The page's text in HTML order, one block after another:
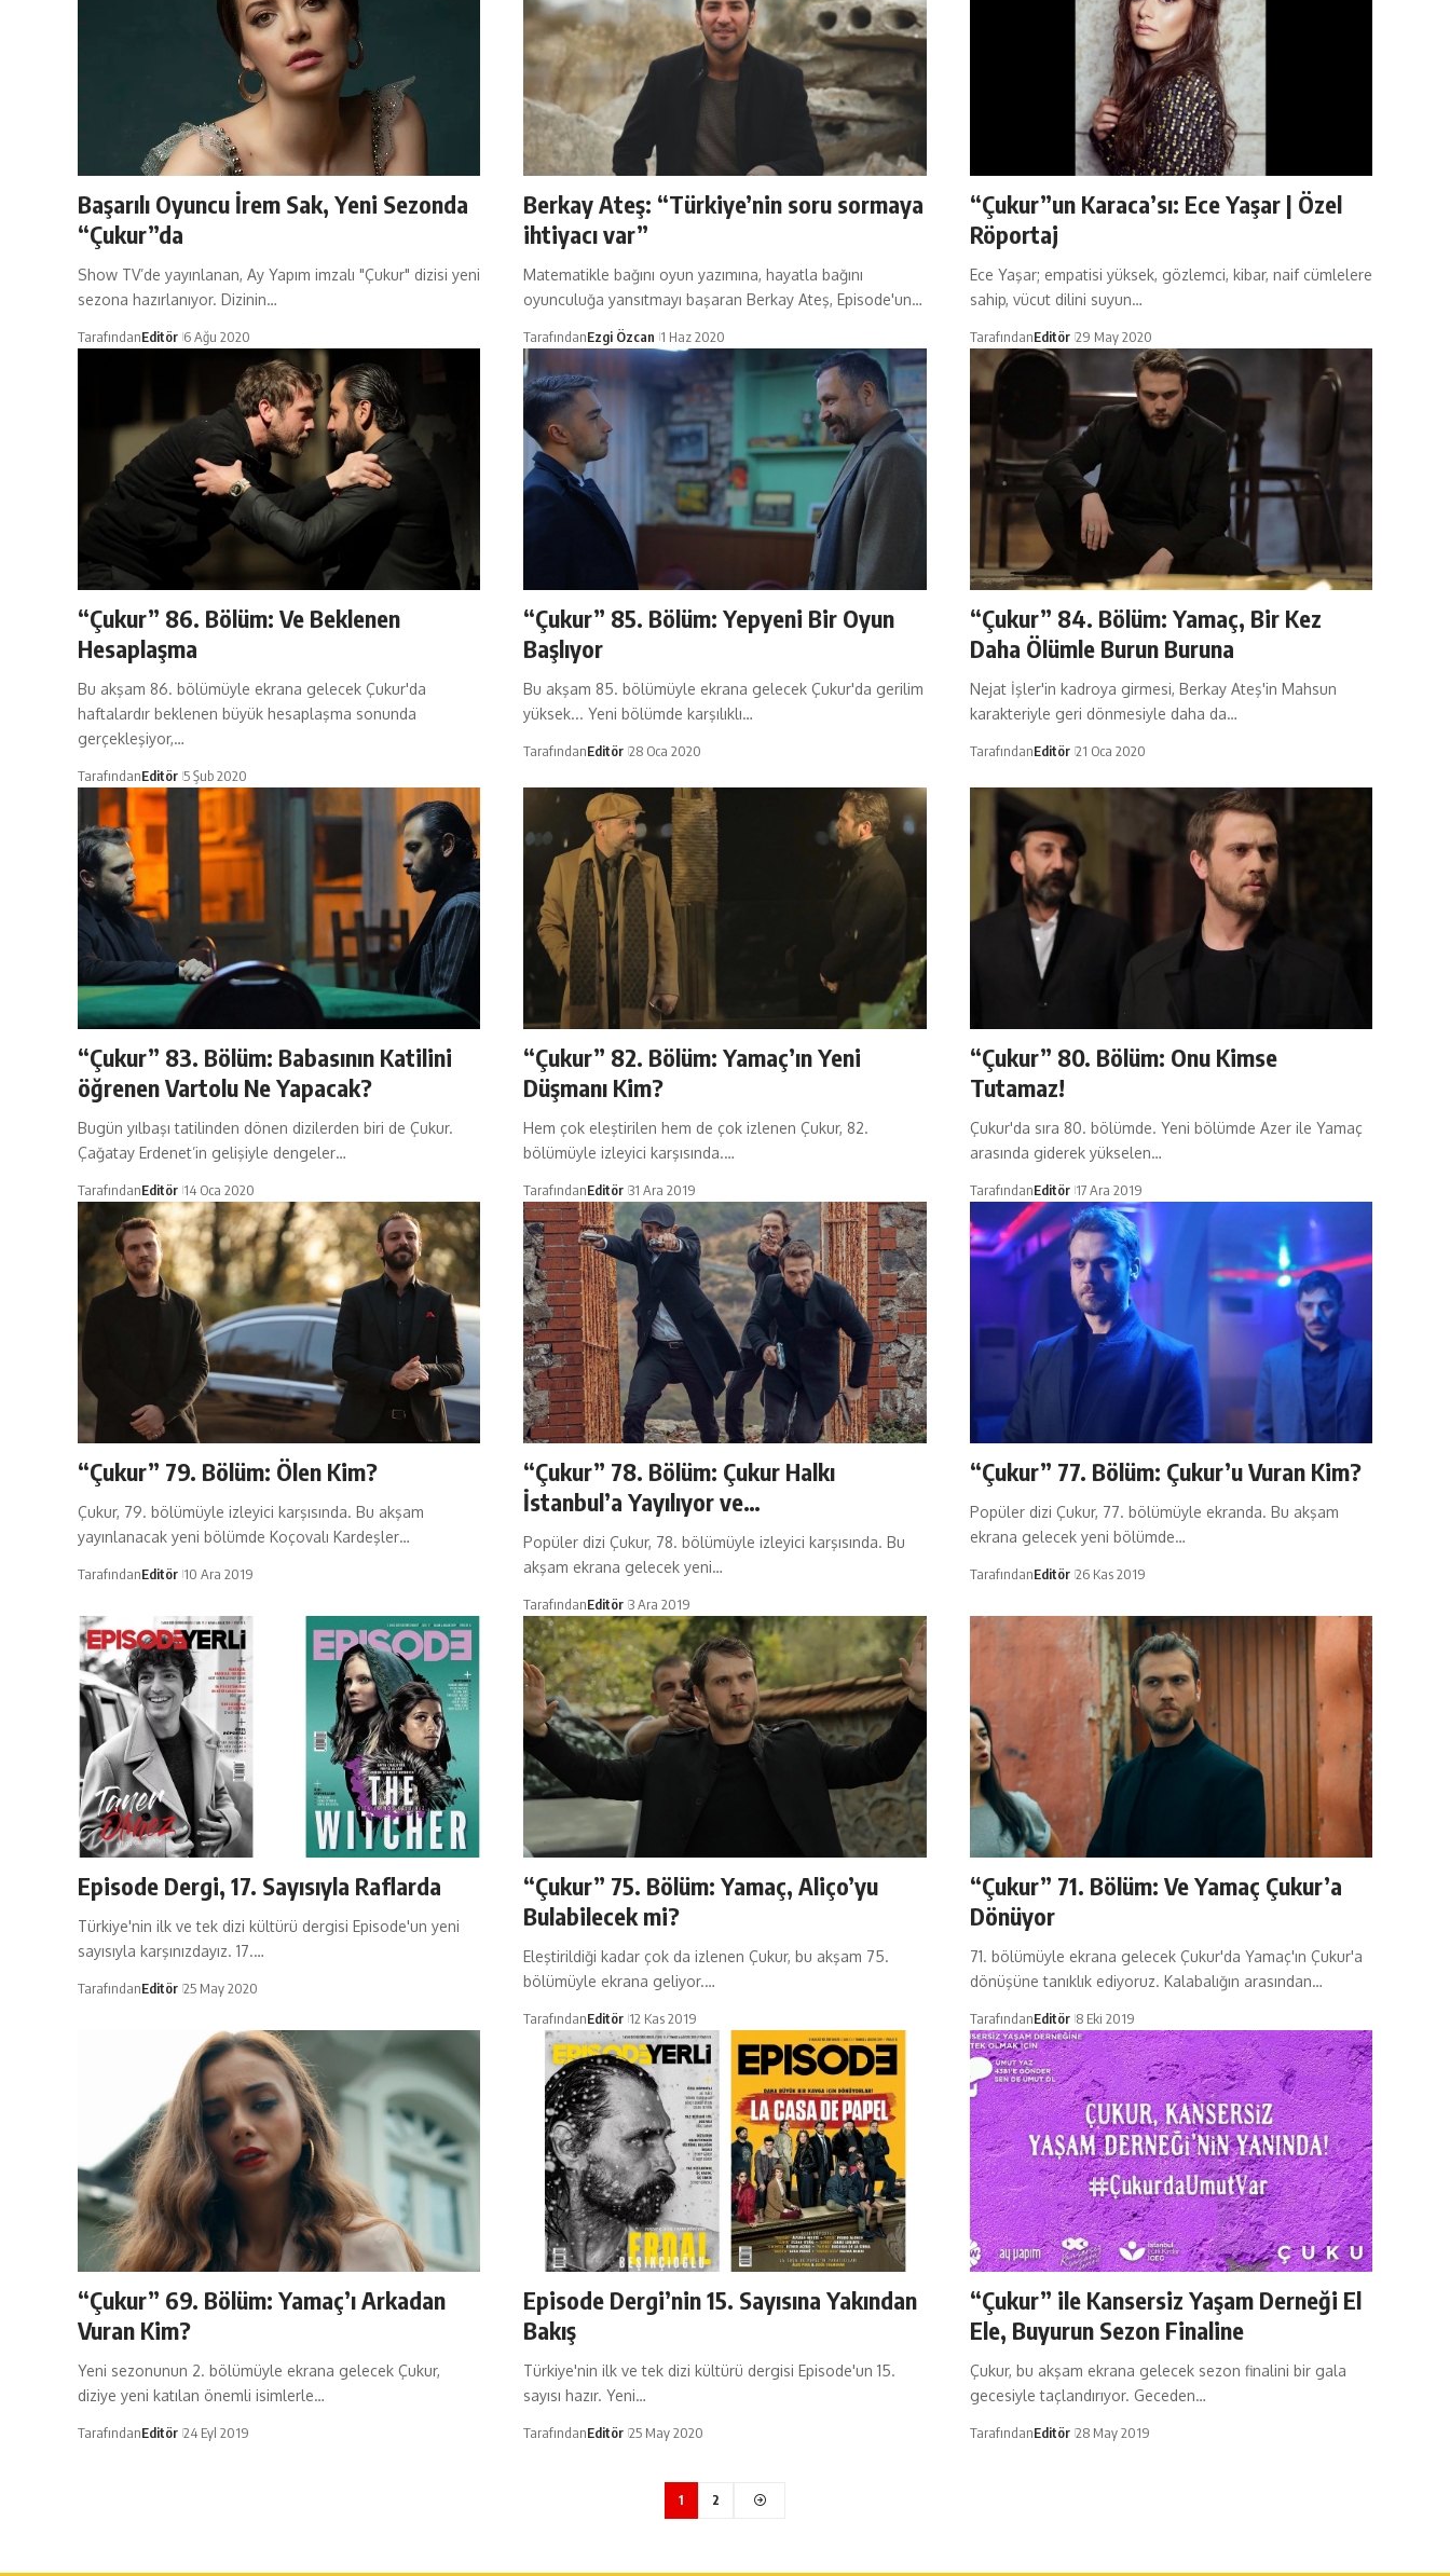
Başarılı Oyuncu İrem Sak, Yeni Sezonda
“Çukur”da
Show TV’de yayınlanan, Ay Yapım imzalı "Çukur" dizisi yeni
sezona hazırlanıyor. Dizinin…
TarafındanEditör 6 Ağu 2020
Berkay Ateş: “Türkiye’nin soru sormaya
ihtiyacı var”
Matematikle bağını oyun yazımına, hayatla bağını
oyunculuğa yansıtmayı başaran Berkay Ateş, Episode'un…
TarafındanEzgi Özcan 1 Haz 2020
“Çukur”un Karaca’sı: Ece Yaşar | Özel
Röportaj
Ece Yaşar; empatisi yüksek, gözlemci, kibar, naif cümlelere
sahip, vücut dilini suyun…
TarafındanEditör 29 May 2020
“Çukur” 86. Bölüm: Ve Beklenen
Hesaplaşma
Bu akşam 86. bölümüyle ekrana gelecek Çukur'da
haftalardır beklenen büyük hesaplaşma sonunda
gerçekleşiyor,…
TarafındanEditör 5 Şub 2020
“Çukur” 85. Bölüm: Yepyeni Bir Oyun
Başlıyor
Bu akşam 85. bölümüyle ekrana gelecek Çukur'da gerilim
yüksek... Yeni bölümde karşılıklı…
TarafındanEditör 28 Oca 2020
“Çukur” 84. Bölüm: Yamaç, Bir Kez
Daha Ölümle Burun Buruna
Nejat İşler'in kadroya girmesi, Berkay Ateş'in Mahsun
karakteriyle geri dönmesiyle daha da…
TarafındanEditör 21 Oca 2020
“Çukur” 83. Bölüm: Babasının Katilini
öğrenen Vartolu Ne Yapacak?
Bugün yılbaşı tatilinden dönen dizilerden biri de Çukur.
Çağatay Erdenet’in gelişiyle dengeler…
TarafındanEditör 14 Oca 2020
“Çukur” 82. Bölüm: Yamaç’ın Yeni
Düşmanı Kim?
Hem çok eleştirilen hem de çok izlenen Çukur, 82.
bölümüyle izleyici karşısında.…
TarafındanEditör 31 Ara 2019
“Çukur” 80. Bölüm: Onu Kimse
Tutamaz!
Çukur'da sıra 80. bölümde. Yeni bölümde Azer ile Yamaç
arasında giderek yükselen…
TarafındanEditör 17 Ara 2019
“Çukur” 79. Bölüm: Ölen Kim?
Çukur, 79. bölümüyle izleyici karşısında. Bu akşam
yayınlanacak yeni bölümde Koçovalı Kardeşler…
TarafındanEditör 10 Ara 2019
“Çukur” 78. Bölüm: Çukur Halkı
İstanbul’a Yayılıyor ve…
Popüler dizi Çukur, 78. bölümüyle izleyici karşısında. Bu
akşam ekrana gelecek yeni…
TarafındanEditör 3 Ara 2019
“Çukur” 77. Bölüm: Çukur’u Vuran Kim?
Popüler dizi Çukur, 77. bölümüyle ekranda. Bu akşam
ekrana gelecek yeni bölümde…
TarafındanEditör 26 Kas 2019
Episode Dergi, 17. Sayısıyla Raflarda
Türkiye'nin ilk ve tek dizi kültürü dergisi Episode'un yeni
sayısıyla karşınızdayız. 17.…
TarafındanEditör 25 May 2020
“Çukur” 75. Bölüm: Yamaç, Aliço’yu
Bulabilecek mi?
Eleştirildiği kadar çok da izlenen Çukur, bu akşam 75.
bölümüyle ekrana geliyor.…
TarafındanEditör 12 Kas 2019
“Çukur” 71. Bölüm: Ve Yamaç Çukur’a
Dönüyor
71. bölümüyle ekrana gelecek Çukur'da Yamaç'ın Çukur'a
dönüşüne tanıklık ediyoruz. Kalabalığın arasından…
TarafındanEditör 8 Eki 2019
“Çukur” 69. Bölüm: Yamaç’ı Arkadan
Vuran Kim?
Yeni sezonunun 2. bölümüyle ekrana gelecek Çukur,
diziye yeni katılan önemli isimlerle…
TarafındanEditör 24 Eyl 2019
Episode Dergi’nin 15. Sayısına Yakından
Bakış
Türkiye'nin ilk ve tek dizi kültürü dergisi Episode'un 15.
sayısı hazır. Yeni…
TarafındanEditör 25 May 2020
“Çukur” ile Kansersiz Yaşam Derneği El
Ele, Buyurun Sezon Finaline
Çukur, bu akşam ekrana gelecek sezon finalini bir gala
gecesiyle taçlandırıyor. Geceden…
TarafındanEditör 28 May 2019
1 2